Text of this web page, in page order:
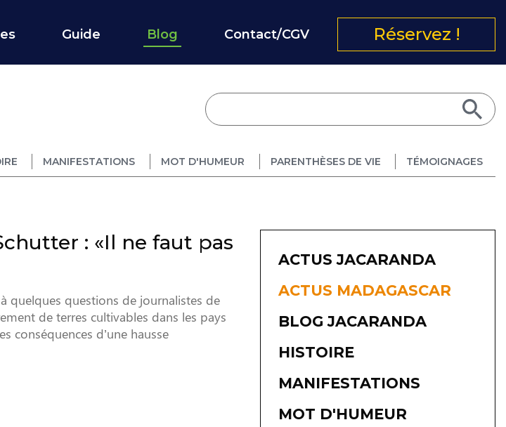
Guide Blog Contact/CGV Réservez !
MANIFESTATIONS MOT D'HUMEUR PARENTHÈSES DE VIE TÉMOIGNAGES
: «Il ne faut pas
quelques questions de journalistes de
de terres cultivables dans les pays
conséquences d’une hausse
ACTUS JACARANDA
ACTUS MADAGASCAR
BLOG JACARANDA
HISTOIRE
MANIFESTATIONS
MOT D'HUMEUR